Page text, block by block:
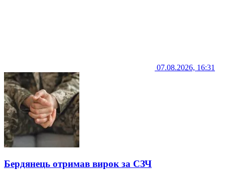
07.08.2026, 16:31
Бердянець отримав вирок за СЗЧ